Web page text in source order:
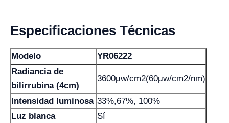
Especificaciones Técnicas
Modelo
YR06222
Radiancia de
bilirrubina (4cm)
3600μw/cm2(60μw/cm2/nm)
Intensidad luminosa 33%,67%, 100%
Luz blanca
Sí